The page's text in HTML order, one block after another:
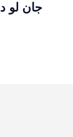
جان لو